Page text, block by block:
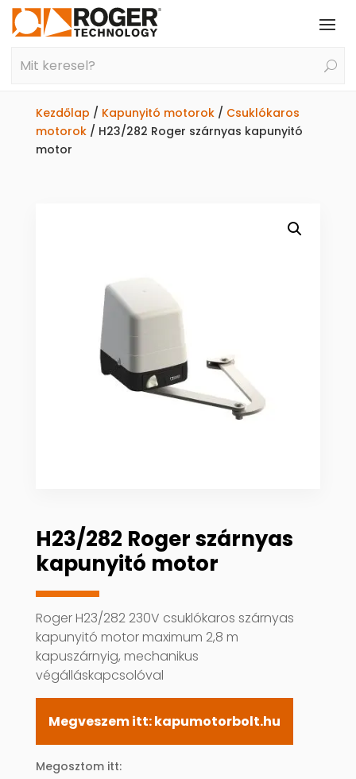
Kezdőlap / Kapunyitó motorok/ Csuklókaros
motorok/ H23/282 Roger szárnyas kapunyitó
motor
H23/282 Roger szárnyas
kapunyitó motor
Roger H23/282 230V csuklókaros szárnyas
kapunyitó motor maximum 2,8 m
kapuszárnyig, mechanikus
végálláskapcsolóval
Megveszem itt: kapumotorbolt.hu
Megosztom itt: